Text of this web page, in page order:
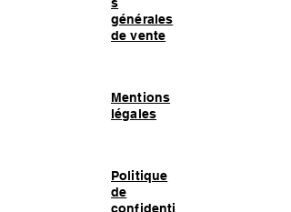
générales
de vente
Mentions
légales
Politique
de
confidenti